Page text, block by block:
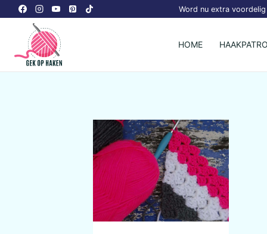
Doorgaan
naar
inhoud
Word nu extra
HOME